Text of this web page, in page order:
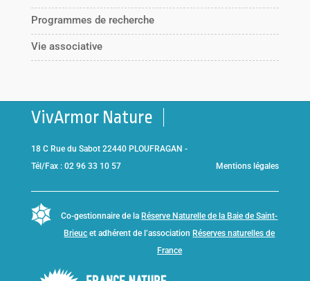
Programmes de recherche
Vie associative
VivArmor Nature
18 C Rue du Sabot 22440 PLOUFRAGAN -
Tél/Fax : 02 96 33 10 57
Mentions légales
Co-gestionnaire de la Réserve Naturelle de la Baie de Saint-
Brieuc et adhérent de l’association Réserves naturelles de
France